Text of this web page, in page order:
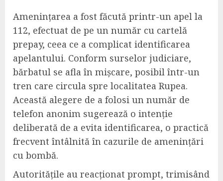
Amenințarea a fost făcută printr-un apel la
112, efectuat de pe un număr cu cartelă
prepay, ceea ce a complicat identificarea
apelantului. Conform surselor judiciare,
bărbatul se afla în mișcare, posibil într-un
tren care circula spre localitatea Rupea.
Această alegere de a folosi un număr de
telefon anonim sugerează o intenție
deliberată de a evita identificarea, o practică
frecvent întâlnită în cazurile de amenințări
cu bombă.
Autoritățile au reacționat prompt, trimisând